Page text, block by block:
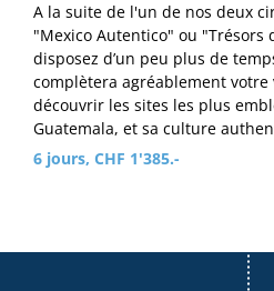
A la suite de l'un de nos deux
"Mexico Autentico" ou "Trésors
disposez d’un peu plus de
complètera agréablement votre
découvrir les sites les plus
Guatemala, et sa culture
6 jours, CHF 1'385.-